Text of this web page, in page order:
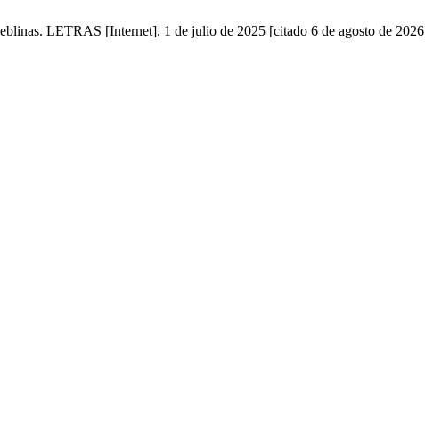
LETRAS [Internet]. 1 de julio de 2025 [citado 6 de agosto de